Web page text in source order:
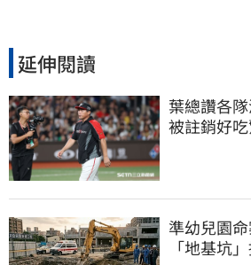
延伸閱讀
葉總讚各
被註銷好
準幼兒園
「地基坑